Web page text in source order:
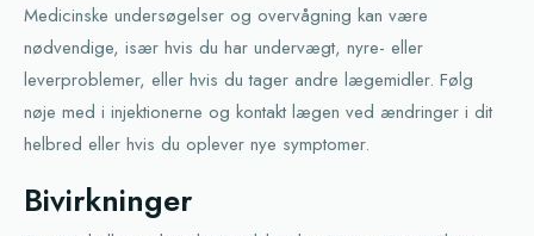
Medicinske undersøgelser og overvågning kan være
nødvendige, især hvis du har undervægt, nyre- eller
leverproblemer, eller hvis du tager andre lægemidler. Følg
nøje med i injektionerne og kontakt lægen ved ændringer i dit
helbred eller hvis du oplever nye symptomer.
Bivirkninger